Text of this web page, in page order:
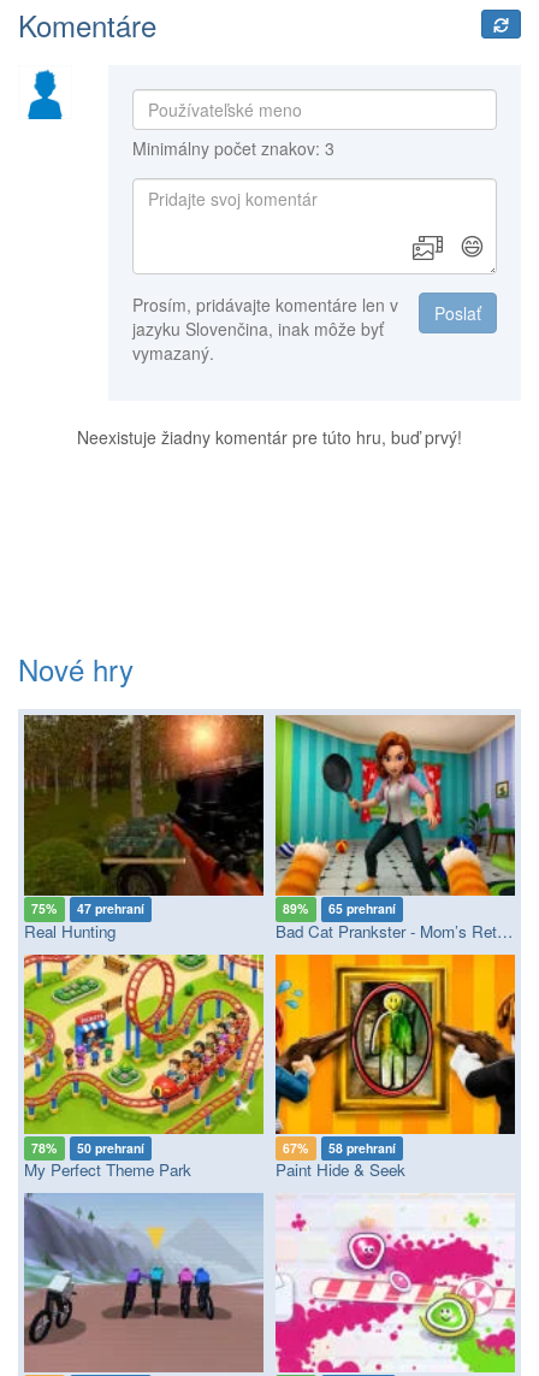
Komentáre
Minimálny počet znakov: 3
😄
Poslať
Prosím, pridávajte komentáre len v
jazyku Slovenčina, inak môže byť
vymazaný.
Neexistuje žiadny komentár pre túto hru, buď prvý!
Nové hry
75% 47 prehraní
Real Hunting
89% 65 prehraní
Bad Cat Prankster - Mom’s Return
78% 50 prehraní
My Perfect Theme Park
67% 58 prehraní
Paint Hide & Seek